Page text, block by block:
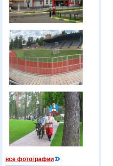
все фотографии